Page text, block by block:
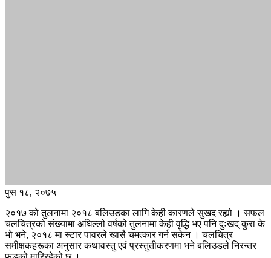
पुस १८, २०७५
२०१७ को तुलनामा २०१८ बलिउडका लागि केही कारणले सुखद रह्यो । सफल
चलचित्रको संख्यामा अघिल्लो वर्षको तुलनामा केही वृद्धि भए पनि दुःखद् कुरा के
भो भने, २०१८ मा स्टार पावरले खासै चमत्कार गर्न सकेन । चलचित्र
समीक्षकहरूका अनुसार कथावस्तु एवं प्रस्तुतीकरणमा भने बलिउडले निरन्तर